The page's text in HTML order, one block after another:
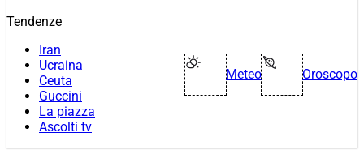
Tendenze
Iran
Ucraina
Ceuta
Guccini
La piazza
Ascolti tv
Meteo Oroscopo